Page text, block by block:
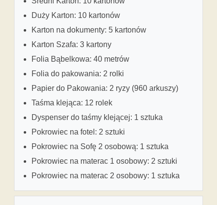
Duży Karton: 10 kartonów
Karton na dokumenty: 5 kartonów
Karton Szafa: 3 kartony
Folia Bąbelkowa: 40 metrów
Folia do pakowania: 2 rolki
Papier do Pakowania: 2 ryzy (960 arkuszy)
Taśma klejąca: 12 rolek
Dyspenser do taśmy klejącej: 1 sztuka
Pokrowiec na fotel: 2 sztuki
Pokrowiec na Sofę 2 osobową: 1 sztuka
Pokrowiec na materac 1 osobowy: 2 sztuki
Pokrowiec na materac 2 osobowy: 1 sztuka